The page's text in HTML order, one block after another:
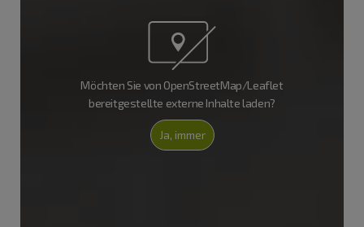
Möchten Sie von OpenStreetMap/Leaflet
bereitgestellte externe Inhalte laden?
Ja, immer